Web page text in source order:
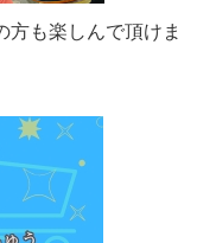
方も楽しんで頂けま